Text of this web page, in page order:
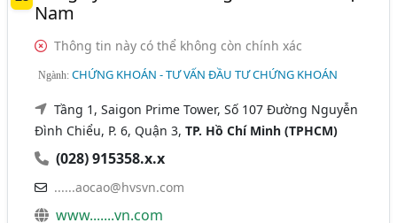
Nam
Thông tin này có thể không còn chính xác
Ngành:CHỨNG KHOÁN - TƯ VẤN ĐẦU TƯ CHỨNG KHOÁN
Tầng 1, Saigon Prime Tower, Số 107 Đường Nguyễn
Đình Chiểu, P. 6, Quận 3,TP. Hồ Chí Minh (TPHCM)
(028) 915358.x.x
......aocao@hvsvn.com
www.......vn.com